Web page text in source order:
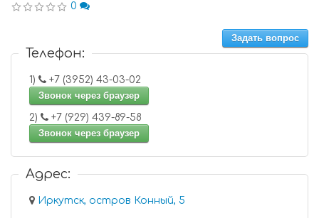
0
Задать вопрос
Телефон:
1)
+7 (3952) 43-03-02
Звонок через браузер
2)
+7 (929) 439-89-58
Звонок через браузер
Адрес:
Иркутск, остров Конный, 5